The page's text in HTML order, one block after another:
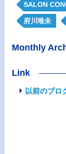
SALON
府川唯未
Monthly
Link
以前のブロ